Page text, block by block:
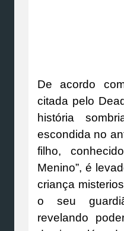
De acordo
citada pelo
história
escondida no
filho,
Menino”, é
criança
o seu
revelando